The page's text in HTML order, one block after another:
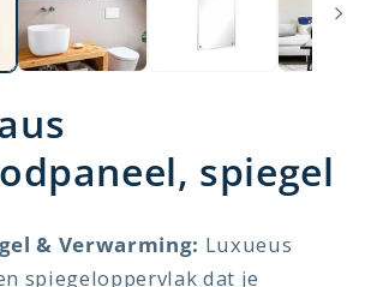
spiegel
& Verwarming: Luxueus
spiegeloppervlak dat je